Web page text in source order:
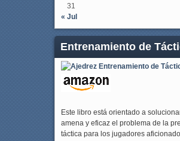
31
« Jul
Entrenamiento de
Este libro está orientado a
amena y eficaz el problema de la
táctica para los jugadores